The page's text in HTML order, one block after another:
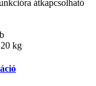
átkapcsolható
kg